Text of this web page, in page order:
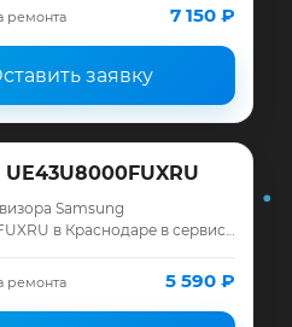
до ремонта, запчасти и
меся…
ремонта 7 150 ₽
заявку
Samsung
в Краснодаре в сервисе
до ремонта, запчасти и
меся…
ремонта 5 590 ₽